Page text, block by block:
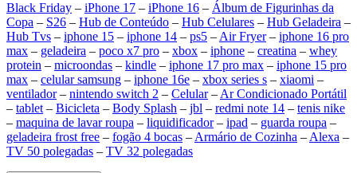
Black Friday – iPhone 17 – iPhone 16 – Álbum de Figurinhas da
Copa – S26 – Hub de Conteúdo – Hub Celulares – Hub Geladeira –
Hub Tvs – iphone 15 – iphone 14 – ps5 – Air Fryer– iphone 16 pro
max – geladeira – poco x7 pro – xbox – iphone – creatina – whey
protein – microondas – kindle – iphone 17 pro max – iphone 15 pro
max – celular samsung – iphone 16e – xbox series s – xiaomi –
ventilador– nintendo switch 2 – Celular– Ar Condicionado Portátil
– tablet – Bicicleta – Body Splash – jbl – redmi note 14 – tenis nike
– maquina de lavar roupa – liquidificador– ipad – guarda roupa –
geladeira frost free – fogão 4 bocas – Armário de Cozinha – Alexa –
TV 50 polegadas – TV 32 polegadas